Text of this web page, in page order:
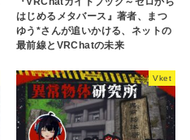
はじめるメタバース』著者、まつ
ゆう*さんが追いかける、ネットの
最前線とVRChatの未来
Vket